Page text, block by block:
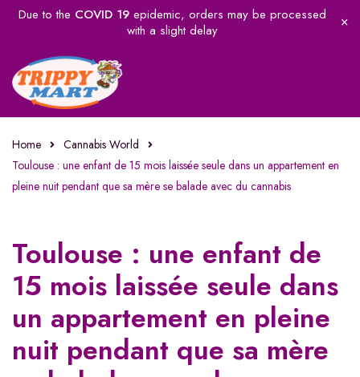
Due to the COVID 19epidemic, orders may be processed
with a slight delay
Home
Cannabis World
Toulouse : une enfant de 15 mois laissée seule dans un appartement en
pleine nuit pendant que sa mère se balade avec du cannabis
Toulouse : une enfant de
15 mois laissée seule dans
un appartement en pleine
nuit pendant que sa mère